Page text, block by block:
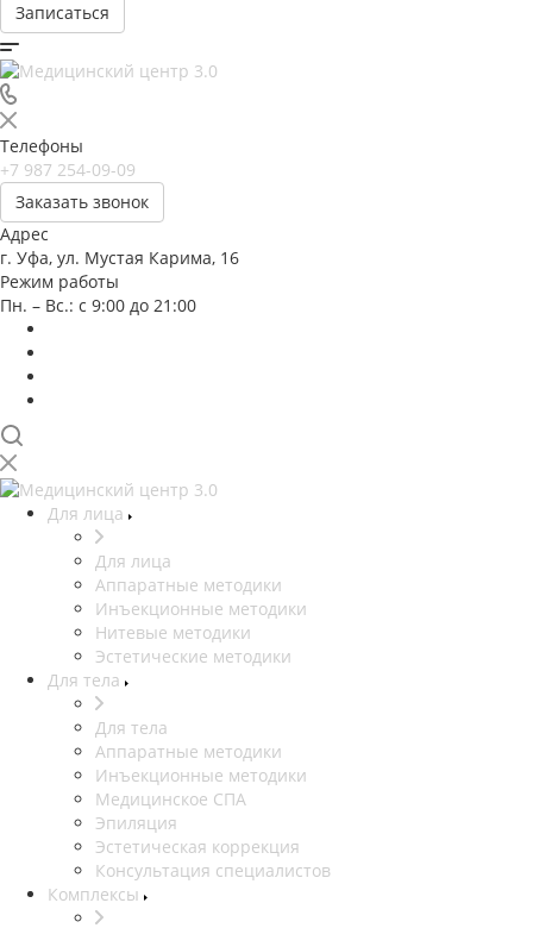
Записаться
Телефоны
+7 987 254-09-09
Заказать звонок
Адрес
г. Уфа, ул. Мустая Карима, 16
Режим работы
Пн. – Вс.: с 9:00 до 21:00
Для лица
Для лица
Аппаратные методики
Инъекционные методики
Нитевые методики
Эстетические методики
Для тела
Для тела
Аппаратные методики
Инъекционные методики
Медицинское СПА
Эпиляция
Эстетическая коррекция
Консультация специалистов
Комплексы